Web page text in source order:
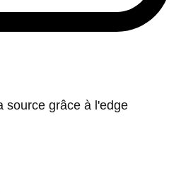
source grâce à l'edge